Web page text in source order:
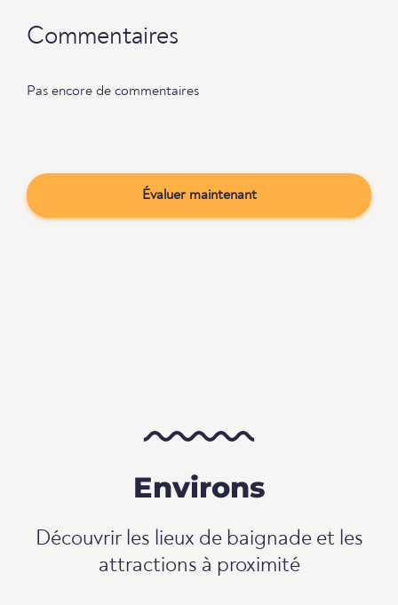
Commentaires
Pas encore de commentaires
Évaluer maintenant
Environs
Découvrir les lieux de baignade et les
attractions à proximité